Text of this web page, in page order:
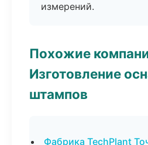
измерений.
Похожие
Изготовление
штампов
Фабрика TechPlant